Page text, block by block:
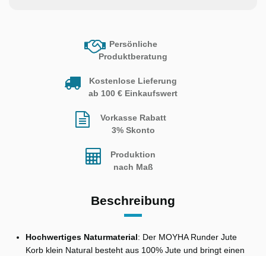
Persönliche
Produktberatung
Kostenlose Lieferung
ab 100 € Einkaufswert
Vorkasse Rabatt
3% Skonto
Produktion
nach Maß
Beschreibung
Hochwertiges Naturmaterial: Der MOYHA Runder Jute
Korb klein Natural besteht aus 100% Jute und bringt einen